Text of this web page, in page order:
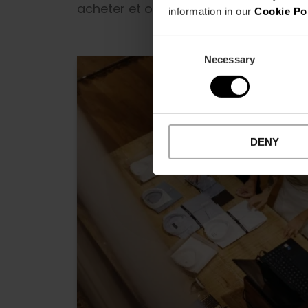
information in our Cookie
Selection
Necessary
DENY
acheter et où trouver les produits les